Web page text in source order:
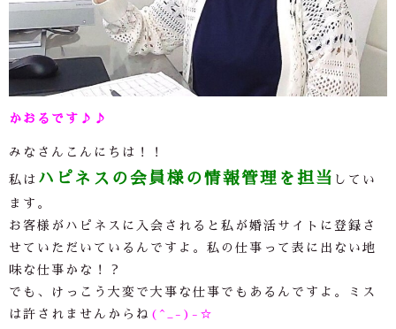
かおるです♪♪
みなさんこんにちは！！
私は ハピネスの会員様の情報管理を担当 してい
ます。
お客様がハピネスに入会されると私が婚活サイトに登録さ
せていただいているんですよ。私の仕事って表に出ない地
味な仕事かな！？
でも、けっこう大変で大事な仕事でもあるんですよ。ミス
は許されませんからね (^_-)-☆